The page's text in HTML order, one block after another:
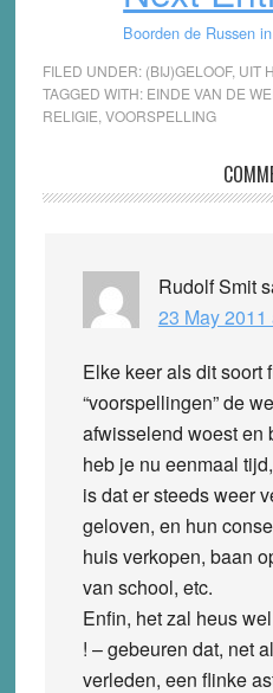
Boorden de Russen
FILED UNDER: (BIJ)GELOOF, UIT
TAGGED WITH: EINDE VAN DE
RELIGIE VOORSPELLING
Interactions
Rudolf Smit
23 May 2011
Elke keer als dit soort
“voorspellingen” de
afwisselend woest en
heb je nu eenmaal
is dat er steeds weer
geloven, en hun
huis verkopen, baan
van school, etc.
Enfin, het zal heus
! – gebeuren dat, net
verleden, een flinke